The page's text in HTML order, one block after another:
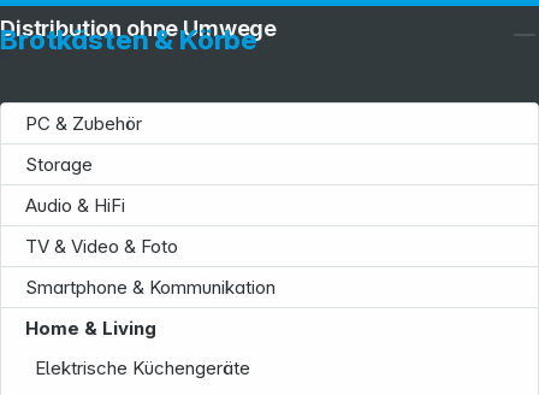
Brotkästen & Körbe
PC & Zubehör
Storage
Audio & HiFi
TV & Video & Foto
Smartphone & Kommunikation
Home & Living
Elektrische Küchengeräte
Distribution ohne Umwege
Service